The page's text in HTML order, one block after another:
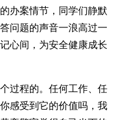
办案情节，同学们静默
问题的声音一浪高过一
心间，为安全健康成长
程的。任何工作、任
感受到它的价值吗，我